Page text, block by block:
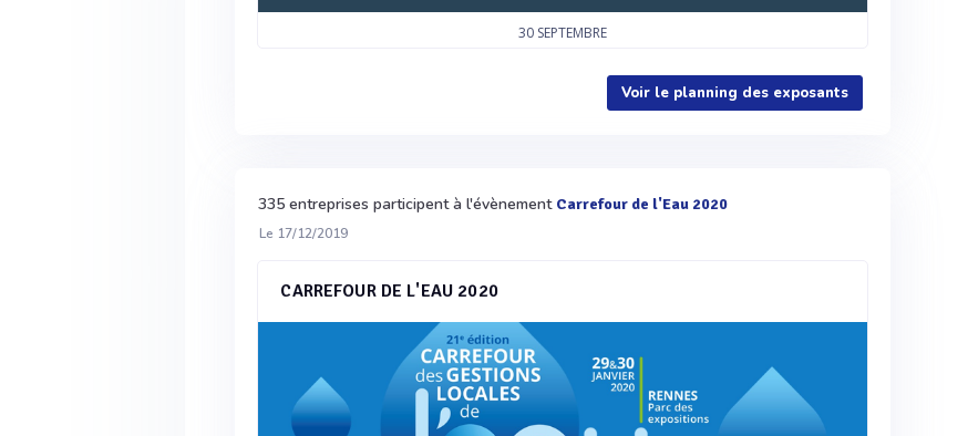
30 SEPTEMBRE
Voir le planning des exposants
335 entreprises participent à l'évènement Carrefour de l'Eau 2020
Le 17/12/2019
CARREFOUR DE L'EAU 2020